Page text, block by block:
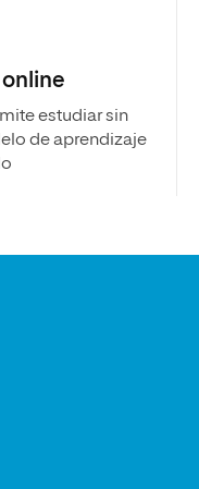
online
estudiar sin
de aprendizaje